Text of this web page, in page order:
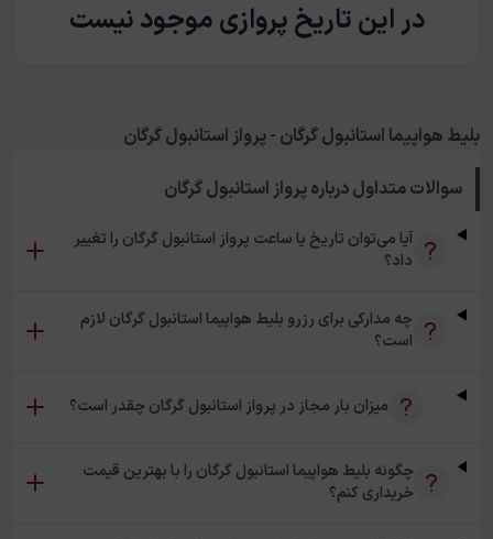
در این تاریخ پروازی موجود نیست
بلیط هواپیما استانبول گرگان - پرواز استانبول گرگان
سوالات متداول دربارهپرواز استانبول گرگان
آیا می‌توان تاریخ یا ساعت پرواز استانبول گرگان را تغییر
داد؟
چه مدارکی برای رزرو بلیط هواپیما استانبول گرگان لازم
است؟
میزان بار مجاز در پرواز استانبول گرگان چقدر است؟
چگونه بلیط هواپیما استانبول گرگان را با بهترین قیمت
خریداری کنم؟